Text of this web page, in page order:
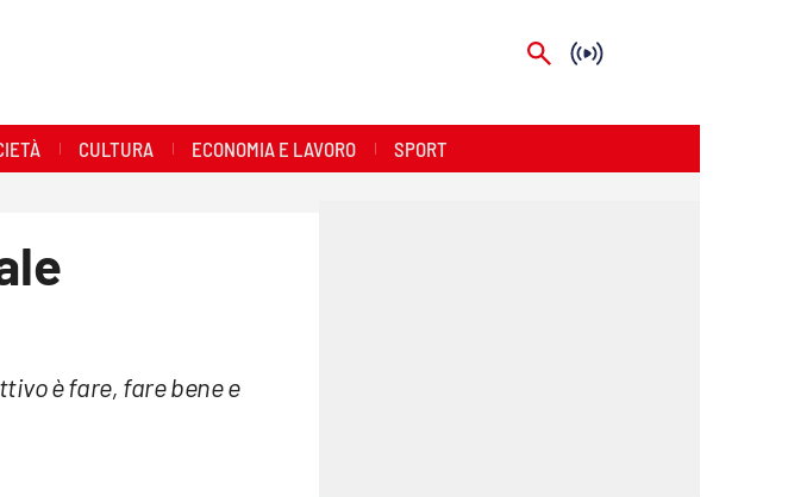
CULTURA ECONOMIA E LAVORO SPORT
è fare, fare bene e